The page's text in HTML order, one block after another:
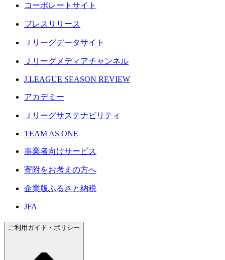
コーポレートサイト
プレスリリース
Ｊリーグデータサイト
Ｊリーグメディアチャンネル
J.LEAGUE SEASON REVIEW
アカデミー
Ｊリーグサステナビリティ
TEAM AS ONE
事業者向けサービス
寄附をお考えの方へ
企業版ふるさと納税
JFA
ご利用ガイド・ポリシー